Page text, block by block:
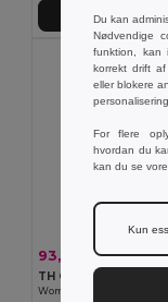
Tilføj Til Kurv
93,41 kr140,77 kr
TH Clothes 30292
Women's technical polo
Du kan
Nødvendige
funktion, kan
korrekt drift
eller blokere
For flere
hvordan du
kan du se
Kun